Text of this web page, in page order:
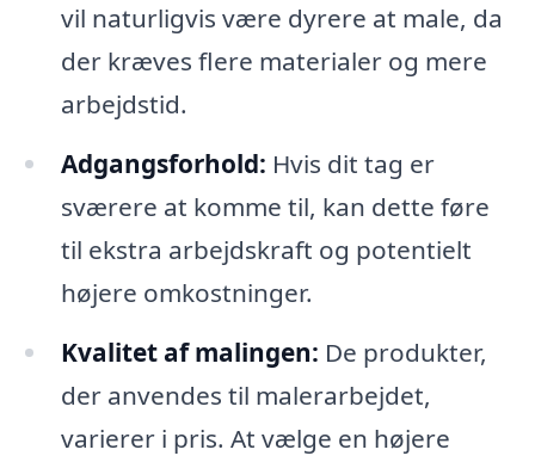
vil naturligvis være dyrere at male, da
der kræves flere materialer og mere
arbejdstid.
Adgangsforhold: Hvis dit tag er
sværere at komme til, kan dette føre
til ekstra arbejdskraft og potentielt
højere omkostninger.
Kvalitet af malingen: De produkter,
der anvendes til malerarbejdet,
varierer i pris. At vælge en højere